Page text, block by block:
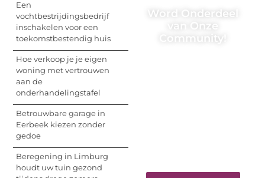
Een
vochtbestrijdingsbedrijf
inschakelen voor een
toekomstbestendig huis
Hoe verkoop je je eigen
woning met vertrouwen
aan de
onderhandelingstafel
Betrouwbare garage in
Eerbeek kiezen zonder
gedoe
Beregening in Limburg
houdt uw tuin gezond
Word Onderdeel
van Onze
Community!